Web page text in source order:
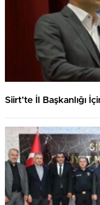
Siirt’te İl Başkanlığı